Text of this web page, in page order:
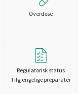
Overdose
Regulatorisk status
Tilgjengelige preparater